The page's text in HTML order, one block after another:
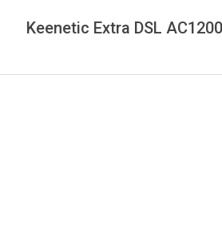
Keenetic Extra DSL